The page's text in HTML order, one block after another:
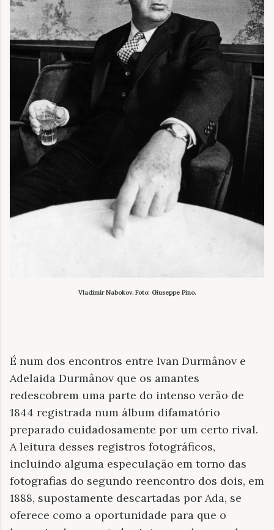
Vladimir Nabokov. Foto: Giuseppe Pino.
É num dos encontros entre Ivan Durmânov e
Adelaida Durmânov que os amantes
redescobrem uma parte do intenso verão de
1844 registrada num álbum difamatório
preparado cuidadosamente por um certo rival.
A leitura desses registros fotográficos,
incluindo alguma especulação em torno das
fotografias do segundo reencontro dos dois, em
1888, supostamente descartadas por Ada, se
oferece como a oportunidade para que o